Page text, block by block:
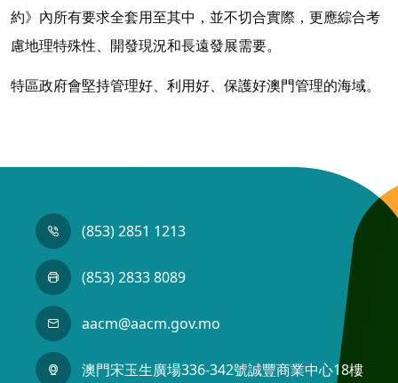
約》內所有要求全套用至其中，並不切合實際，更應綜合考
慮地理特殊性、開發現況和長遠發展需要。
特區政府會堅持管理好、利用好、保護好澳門管理的海域。
(853) 2851 1213
(853) 2833 8089
aacm@aacm.gov.mo
澳門宋玉生廣場336-342號誠豐商業中心18樓